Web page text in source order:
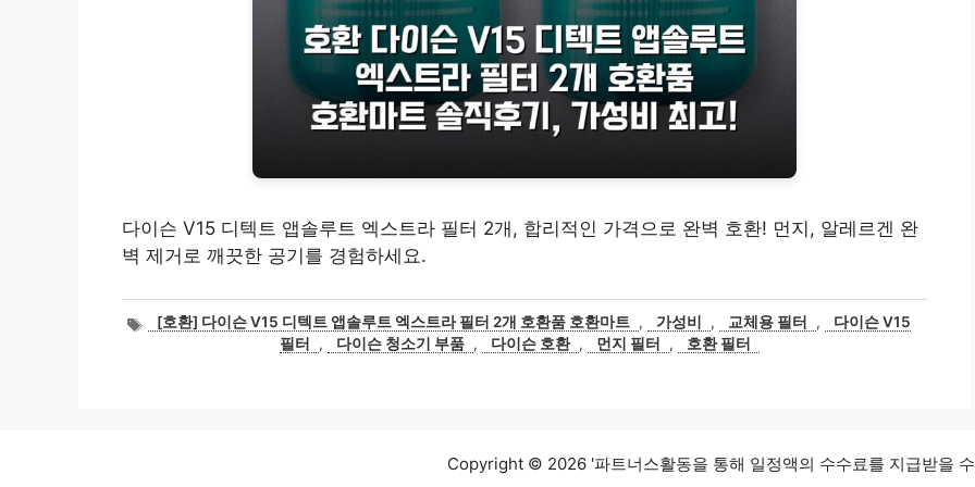
다이슨 V15 디텍트 앱솔루트 엑스트라 필터 2개, 합리적인 가격으로 완벽 호환! 먼지, 알레르겐 완
벽 제거로 깨끗한 공기를 경험하세요.
태[호환] 다이슨 V15 디텍트 앱솔루트 엑스트라 필터 2개 호환품 호환마트 , 가성비 , 교체용 필터 ,
다이슨 V15
필터
, 다이슨 청소기 부품 , 다이슨 호환 , 먼지 필터 , 호환 필터
Copyright © 2026 '파트너스활동을 통해 일정액의 수수료를 지급받을